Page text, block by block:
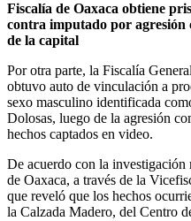
Fiscalía de Oaxaca obtiene
contra imputado por
de la capital
Por otra parte, la Fiscalía
obtuvo auto de vinculación a
sexo masculino identificada
Dolosas, luego de la agresión
hechos captados en video.
De acuerdo con la
de Oaxaca, a través de la
que reveló que los hechos
la Calzada Madero, del Centro